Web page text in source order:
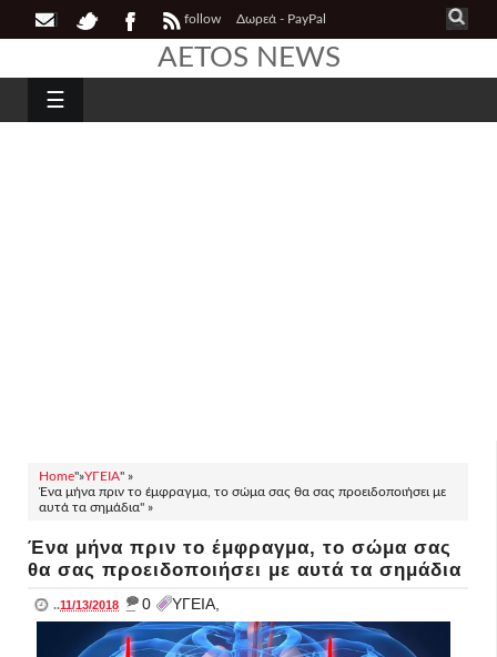
follow Δωρεά - PayPal
AETOS NEWS
☰
Home"»ΥΓΕΙΑ" »
Ένα μήνα πριν το έμφραγμα, το σώμα σας θα σας προειδοποιήσει με
αυτά τα σημάδια" »
Ένα μήνα πριν το έμφραγμα, το σώμα σας
θα σας προειδοποιήσει με αυτά τα σημάδια
..11/13/2018 _ 0 ΥΓΕΙΑ,